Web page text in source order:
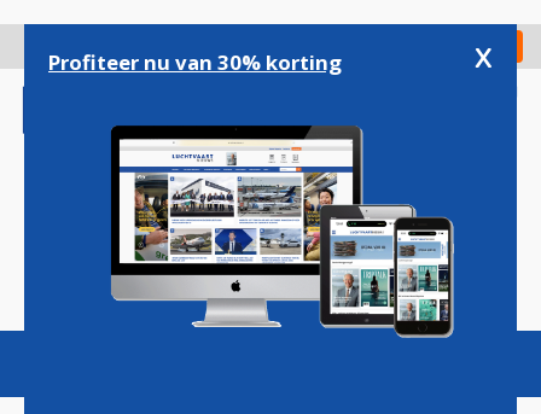
gaan
Check in
Magazine Podcasts Vacatures
Profiteer nu van 30% korting x